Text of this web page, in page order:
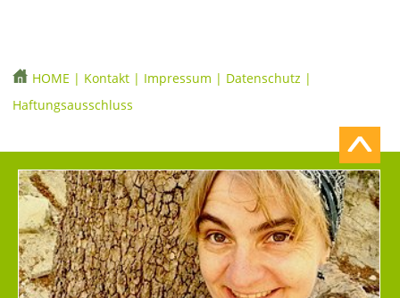
HOME | Kontakt | Impressum | Datenschutz |
Haftungsausschluss